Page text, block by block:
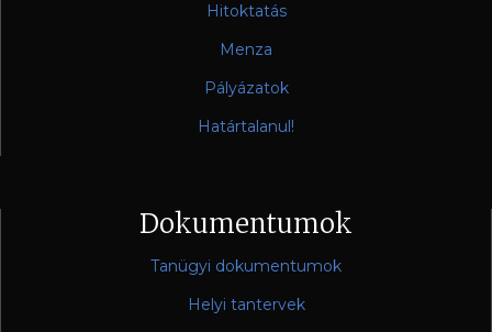
Hitoktatás
Menza
Pályázatok
Határtalanul!
Dokumentumok
Tanügyi dokumentumok
Helyi tantervek